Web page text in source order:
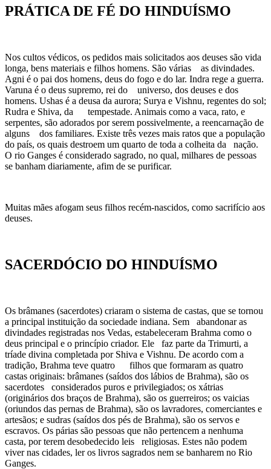
PRÁTICA DE FÉ DO HINDUÍSMO
Nos cultos védicos, os pedidos mais solicitados aos deuses são vida
longa, bens materiais e filhos homens. São várias as divindades.
Agni é o pai dos homens, deus do fogo e do lar. Indra rege a guerra.
Varuna é o deus supremo, rei do universo, dos deuses e dos
homens. Ushas é a deusa da aurora; Surya e Vishnu, regentes do sol;
Rudra e Shiva, da tempestade. Animais como a vaca, rato, e
serpentes, são adorados por serem possivelmente, a reencarnação de
alguns dos familiares. Existe três vezes mais ratos que a população
do país, os quais destroem um quarto de toda a colheita da nação.
O rio Ganges é considerado sagrado, no qual, milhares de pessoas
se banham diariamente, afim de se purificar.
Muitas mães afogam seus filhos recém-nascidos, como sacrifício aos
deuses.
SACERDÓCIO DO HINDUÍSMO
Os brâmanes (sacerdotes) criaram o sistema de castas, que se tornou
a principal instituição da sociedade indiana. Sem abandonar as
divindades registradas nos Vedas, estabeleceram Brahma como o
deus principal e o princípio criador. Ele faz parte da Trimurti, a
tríade divina completada por Shiva e Vishnu. De acordo com a
tradição, Brahma teve quatro filhos que formaram as quatro
castas originais: brâmanes (saídos dos lábios de Brahma), são os
sacerdotes considerados puros e privilegiados; os xátrias
(originários dos braços de Brahma), são os guerreiros; os vaicias
(oriundos das pernas de Brahma), são os lavradores, comerciantes e
artesãos; e sudras (saídos dos pés de Brahma), são os servos e
escravos. Os párias são pessoas que não pertencem a nenhuma
casta, por terem desobedecido leis religiosas. Estes não podem
viver nas cidades, ler os livros sagrados nem se banharem no Rio
Ganges.